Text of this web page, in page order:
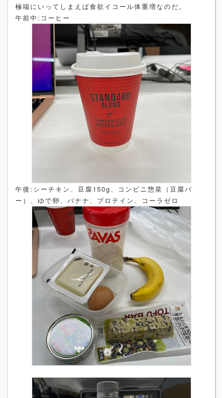
極端にいってしまえば食欲イコール体重増なのだ。
午前中:コーヒー
午後:シーチキン、豆腐150g、コンビニ惣菜（豆腐バ
ー）、ゆで卵、バナナ、プロテイン、コーラゼロ